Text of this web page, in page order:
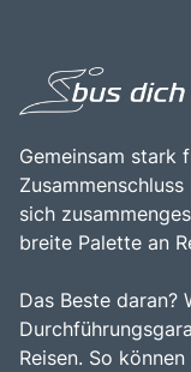
Gemeinsam stark
sich
breite Palette an
Das Beste daran?
Reisen. So